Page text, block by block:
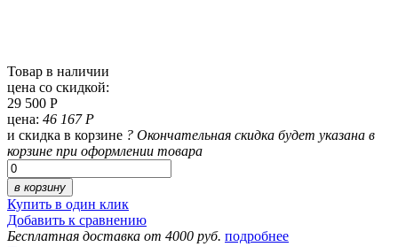
Товар в наличии
цена со скидкой:
29 500 Р
цена: 46 167 Р
и скидка в корзине ? Окончательная скидка будет указана в
корзине при оформлении товара
в корзину
Купить в один клик
Добавить к сравнению
Бесплатная доставка от 4000 руб. подробнее